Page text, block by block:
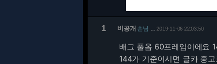
1 비공개 손님 2019-11-06 22:03:50
배그 풀옵 60프레임이에요
144가 기준이시면 글카 중